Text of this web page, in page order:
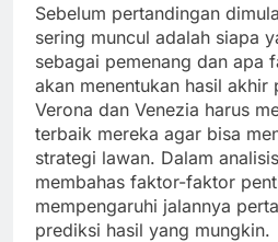
Sebelum pertandingan
sering muncul adalah siapa
sebagai pemenang dan apa
akan menentukan hasil akhir
Verona dan Venezia harus
terbaik mereka agar bisa
strategi lawan. Dalam
membahas faktor-faktor
mempengaruhi jalannya
prediksi hasil yang mungkin.